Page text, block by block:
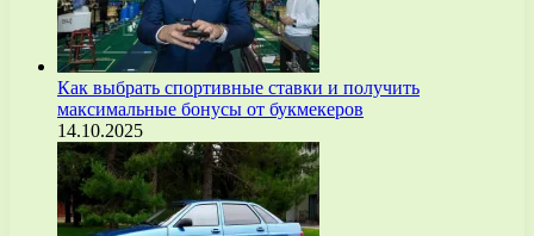
Как выбрать спортивные ставки и получить
максимальные бонусы от букмекеров
14.10.2025